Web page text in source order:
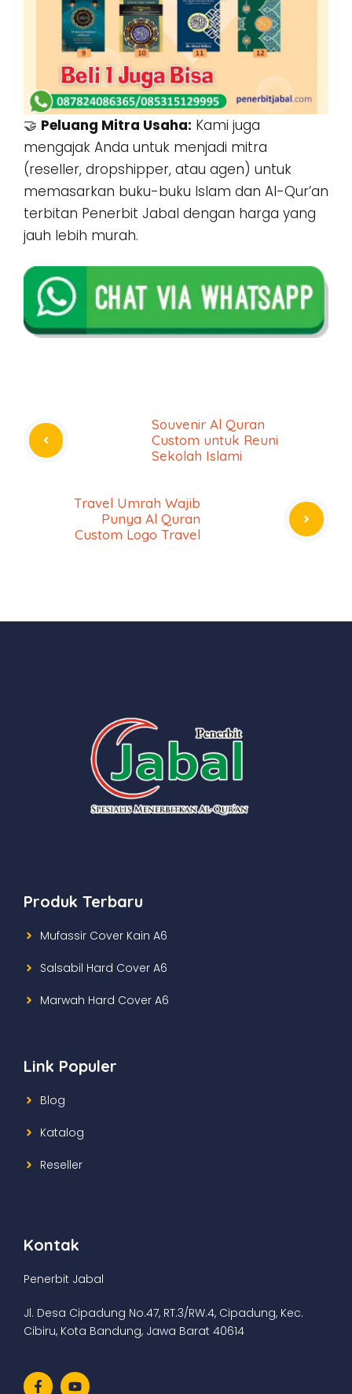
🤝 Peluang Mitra Usaha: Kami juga
mengajak Anda untuk menjadi mitra
(reseller, dropshipper, atau agen) untuk
memasarkan buku-buku Islam dan Al-Qur’an
terbitan Penerbit Jabal dengan harga yang
jauh lebih murah.
Souvenir Al Quran
Custom untuk Reuni
Sekolah Islami
Travel Umrah Wajib
Punya Al Quran
Custom Logo Travel
Produk Terbaru
Mufassir Cover Kain A6
Salsabil Hard Cover A6
Marwah Hard Cover A6
Link Populer
Blog
Katalog
Reseller
Kontak
Penerbit Jabal
Jl. Desa Cipadung No.47, RT.3/RW.4, Cipadung, Kec.
Cibiru, Kota Bandung, Jawa Barat 40614